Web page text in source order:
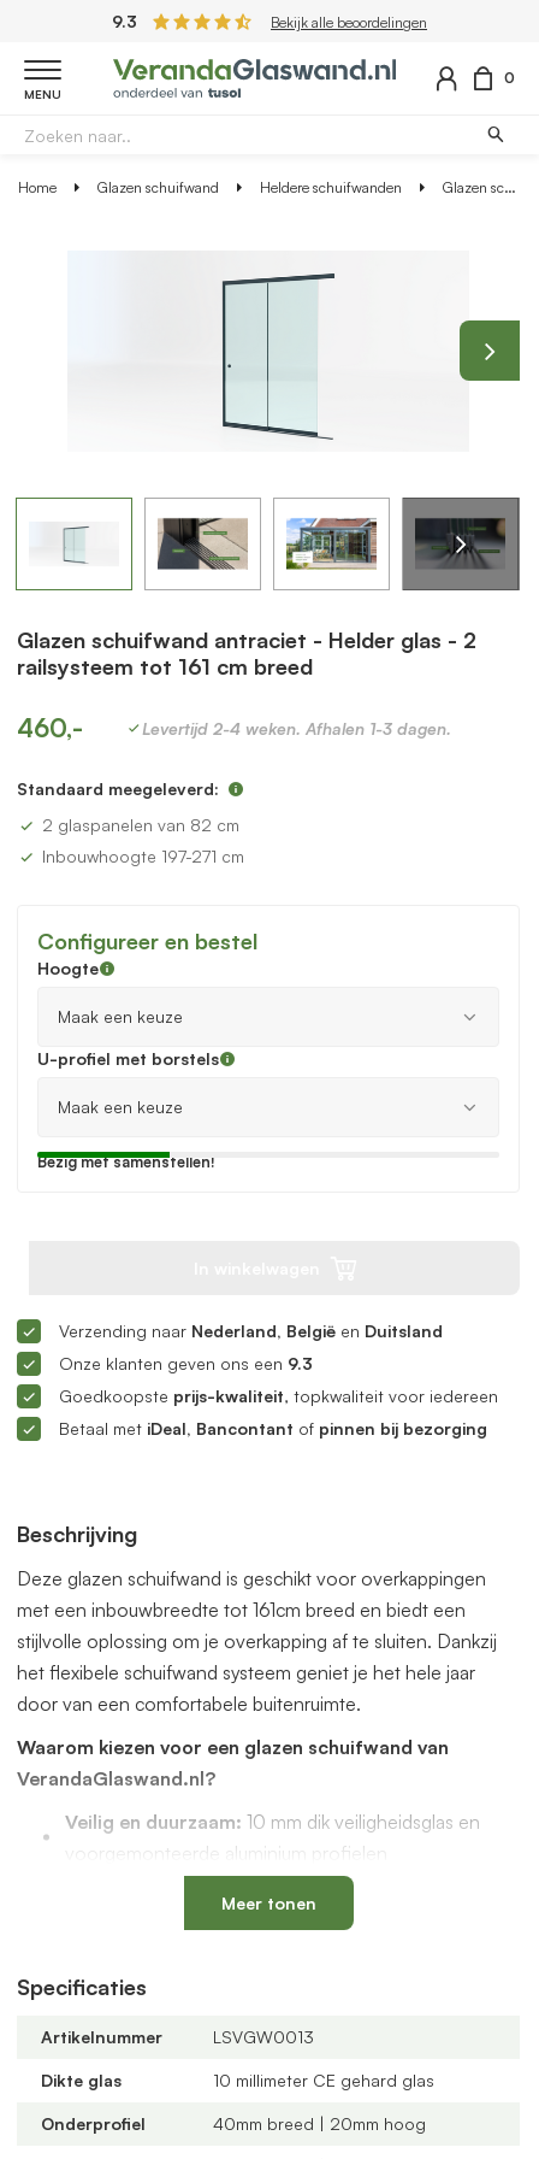
9.3 Bekijk alle beoordelingen
MENU
0
Home Glazen schuifwand Heldere schuifwanden Glazen schuifwand antraciet - Helder glas - 2 railsysteem tot 161 cm breed
Beschrijving
Deze glazen schuifwand is geschikt voor overkappingen
met een inbouwbreedte tot 161cm breed en biedt een
stijlvolle oplossing om je overkapping af te sluiten. Dankzij
het flexibele schuifwand systeem geniet je het hele jaar
door van een comfortabele buitenruimte.
Waarom kiezen voor een glazen schuifwand van
VerandaGlaswand.nl?
Veilig en duurzaam: 10 mm dik veiligheidsglas en
voorgemonteerde aluminium profielen
met een vervangbaar loopspoor,
geïntegreerde waterafvoer en verkrijgbaar in antraciet
Verstelbare kunststof wielen
Altijd passend bij jouw veranda
verschillende maten, glastypes en steellook
U-profielen met tochtborstelsvoor een tochtvrije
Meer tonen
Specificaties
Artikelnummer LSVGW0013
Dikte glas 10 millimeter CE gehard glas
Onderprofiel 40mm breed | 20mm hoog
Glazen schuifwand antraciet - Helder glas - 2
railsysteem tot 161 cm breed
460,- Levertijd 2-4 weken. Afhalen 1-3 dagen.
Standaard meegeleverd:
2 glaspanelen van 82 cm
Inbouwhoogte 197-271 cm
Configureer en bestel
Hoogte
U-profiel met borstels
Bezig met samenstellen!
Verzending naar Nederland, België en Duitsland
Onze klanten geven ons een 9.3
Goedkoopste prijs-kwaliteit, topkwaliteit voor iedereen
Betaal met iDeal, Bancontant of pinnen bij bezorging